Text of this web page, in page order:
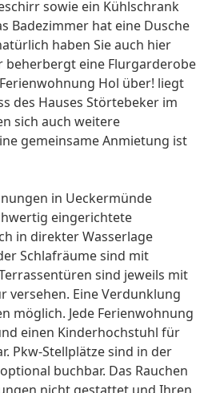
sowie ein Kühlschrank
Badezimmer hat eine Dusche
haben Sie auch hier
beherbergt eine Flurgarderobe
Hol über! liegt
des Hauses Störtebeker im
sich auch weitere
gemeinsame Anmietung ist
in Ueckermünde
eingerichtete
in direkter Wasserlage
Schlafräume sind mit
sind jeweils mit
versehen. Eine Verdunklung
möglich. Jede Ferienwohnung
einen Kinderhochstuhl für
Pkw-Stellplätze sind in der
buchbar. Das Rauchen